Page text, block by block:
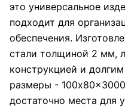
это универсальное
подходит для
обеспечения.
стали толщиной 2 мм,
конструкцией и
размеры -
достаточно места для